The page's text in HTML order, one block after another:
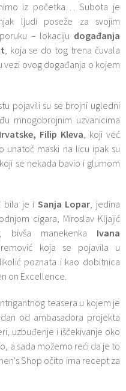
iz početka… Subota je
ljudi poseže za svojim
– lokaciju događanja
, koja se do tog trena čuvala
vezi ovog događanja o kojem
pojavili su se brojni ugledni
mnogobrojnim uzvanicima
Filip Kleva, koji već
unatoč maski na licu ipak su
se nekada bavio i glumom
bila je i Sanja Lopar, jedina
cigara, Miroslav Kljajić
bivša manekenka Ivana
koja se pojavila u
poznata i kao dobitnica
on Excellence.
teasera u kojem je
od ambasadora projekta
uzbuđenje i iščekivanje oko
a sada možemo reći da je to
Shop očito ima recept za